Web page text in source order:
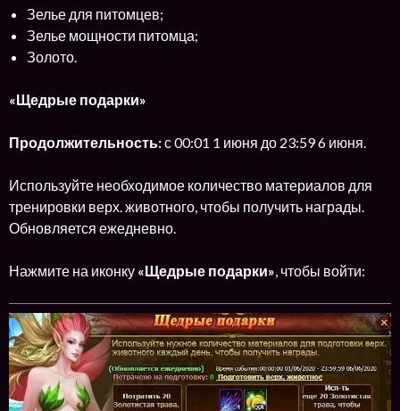
Зелье для питомцев;
Зелье мощности питомца;
Золото.
«Щедрые подарки»
Продолжительность:с 00:01 1 июня до 23:59 6 июня.
Используйте необходимое количество материалов для
тренировки верх. животного, чтобы получить награды.
Обновляется ежедневно.
Нажмите на иконку «Щедрые подарки» , чтобы войти: